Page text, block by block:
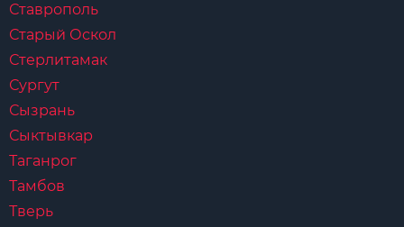
Ставрополь
Старый Оскол
Стерлитамак
Сургут
Сызрань
Сыктывкар
Таганрог
Тамбов
Тверь